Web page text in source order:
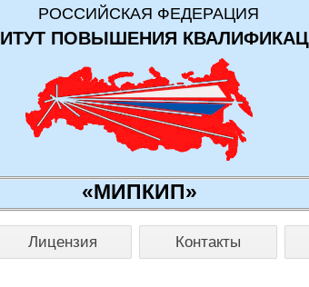
РОССИЙСКАЯ ФЕДЕРАЦИЯ
ПОВЫШЕНИЯ
«МИПКИП»
Лицензия Контакты